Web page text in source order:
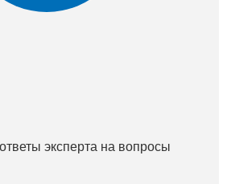
эксперта на вопросы